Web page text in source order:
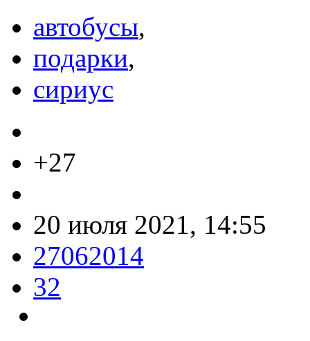
автобусы,
подарки,
сириус
+27
20 июля 2021, 14:55
27062014
32